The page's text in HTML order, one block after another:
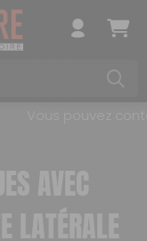
Vous pouvez